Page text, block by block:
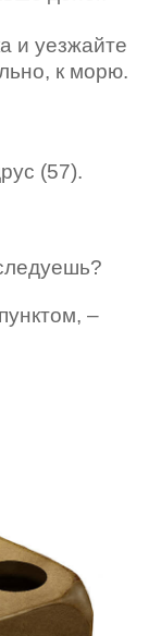
и уезжайте
к морю.
(57).
–